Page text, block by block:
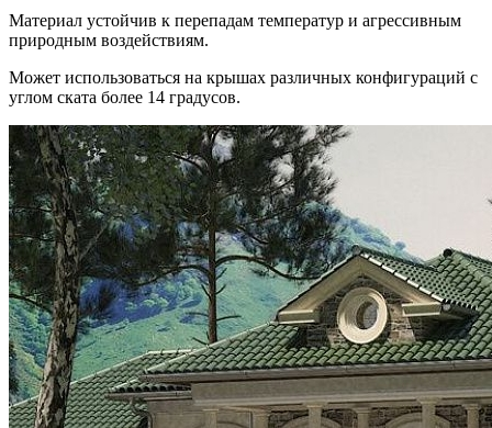
Материал устойчив к перепадам температур и агрессивным
природным воздействиям.
Может использоваться на крышах различных конфигураций с
углом ската более 14 градусов.